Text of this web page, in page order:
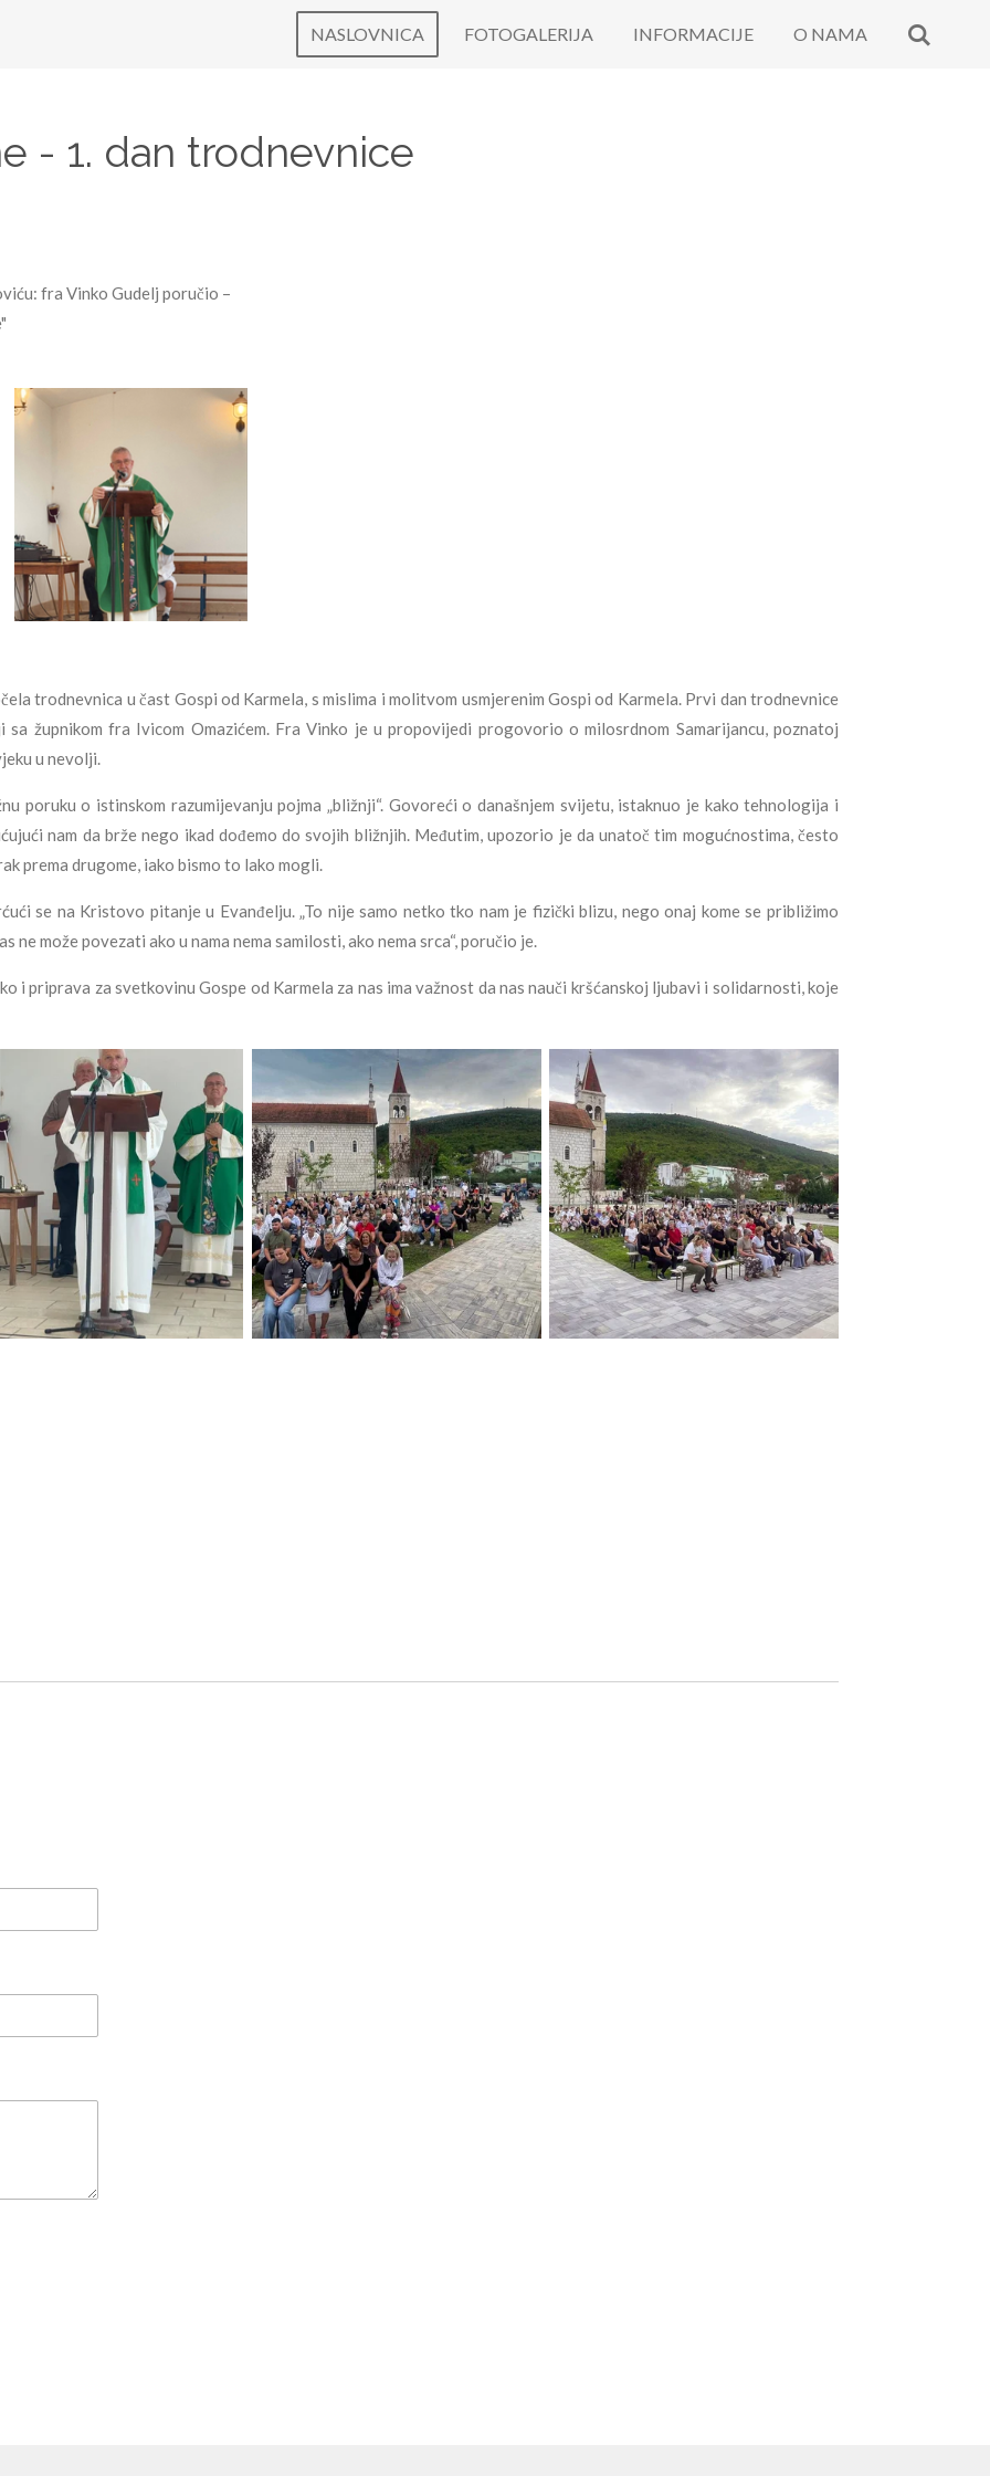
NASLOVNICA FOTOGALERIJA INFORMACIJE O NAMA
- 1. dan trodnevnice
fra Vinko Gudelj poručio –
trodnevnica u čast Gospi od Karmela, s mislima i molitvom usmjerenim Gospi od Karmela. Prvi dan trodnevnice
župnikom fra Ivicom Omazićem. Fra Vinko je u propovijedi progovorio o milosrdnom Samarijancu, poznatoj
u nevolji.
poruku o istinskom razumijevanju pojma „bližnji“. Govoreći o današnjem svijetu, istaknuo je kako tehnologija i
nam da brže nego ikad dođemo do svojih bližnjih. Međutim, upozorio je da unatoč tim mogućnostima, često
prema drugome, iako bismo to lako mogli.
se na Kristovo pitanje u Evanđelju. „To nije samo netko tko nam je fizički blizu, nego onaj kome se približimo
ne može povezati ako u nama nema samilosti, ako nema srca“, poručio je.
i priprava za svetkovinu Gospe od Karmela za nas ima važnost da nas nauči kršćanskoj ljubavi i solidarnosti, koje